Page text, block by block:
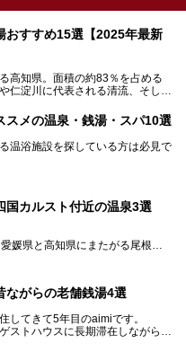
おすすめ15選【2025年最新
高知県。面積の約83％を占める
仁淀川に代表される清流、そして
です。
たきをはじめとする海産物や清流
うがどっさり盛られた皿鉢料理、
いったグルメが充実していること
、温泉とあわせて自然の景観やグ
スメの温泉・銭湯・スパ10選
温浴施設を探している方は必見で
ウナ探しの参考してくださいね！
国カルスト付近の温泉3選
媛県と高知県にまたがる尾根沿
ません。
３つの温泉をご紹介します。
ながらの老舗銭湯4選
してきて5年目のaimiです。
ストハウスに長期滞在しながら観